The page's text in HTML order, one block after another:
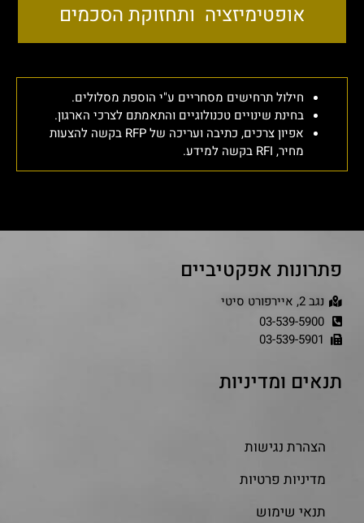
אופטימיזציה ותחזוקת הסכמים
חילול תרחישים מסחריים ע"י הוספת מסלולים.
בחינת שינויים טכנולוגיים והתאמתם לצרכי הארגון.
אפיון צרכים, כתיבה ועריכה של RFP בקשה להצעות
מחיר, RFI בקשה למידע.
פתרונות אפקטיביים
נגב 2, איירפורט סיטי
03-539-5900
03-539-5901
תנאים ומדיניות
הצהרת נגישות
מדיניות פרטיות
תנאי שימוש